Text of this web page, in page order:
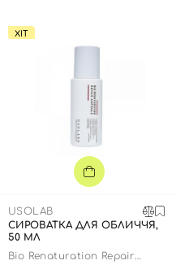
ХІТ
USOLAB
СИРОВАТКА ДЛЯ ОБЛИЧЧЯ,
50 МЛ
Bio Renaturation Repair